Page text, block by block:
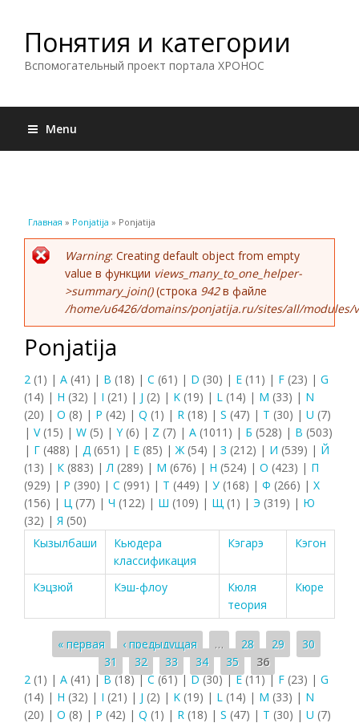
Понятия и категории
Вспомогательный проект портала ХРОНОС
Menu
Вы здесь
Главная » Ponjatija » Ponjatija
Сообщение об ошибке
Warning: Creating default object from empty
value в функции views_many_to_one_helper-
>summary_join()(строка 942в файле
/home/u6426/domains/ponjatija.ru/sites/all/modules/
Ponjatija
2 (1) | A (41) | B (18) | C (61) | D (30) | E (11) | F (23) | G
(14) | H (32) | I (21) | J (2) | K (19) | L (14) | M (33) | N
(20) | O (8) | P (42) | Q (1) | R (18) | S (47) | T (30) | U (7)
| V(15) | W (5) | Y(6) | Z (7) | А (1011) | Б (528) | В (503)
| Г (488) | Д (651) | Е (85) | Ж (54) | З (212) | И (539) | Й
(13) | К (883) | Л (289) | М (676) | Н (524) | О (423) | П
(929) | Р (390) | С (991) | Т (449) | У (168) | Ф (266) | Х
(156) | Ц (77) | Ч (122) | Ш (109) | Щ (1) | Э (319) | Ю
(32) | Я (50)
Кызылбаши
Кьюдера
классификация
Кэгарэ Кэгон
Кэцзюй Кэш-флоу
Кюля
теория
Кюре
Страницы
« первая ‹ предыдущая … 28 29
30
31
32 33 34 35
36
2 (1) | A (41) |B(18)|C (61)|D(30)|E(11)| F (23) | G
(14) | H (32) | I (21) | J (2) | K (19) | L (14) | M (33) | N
(20) | O (8) | P (42) | Q (1) | R (18) | S (47) | T (30) | U (7)